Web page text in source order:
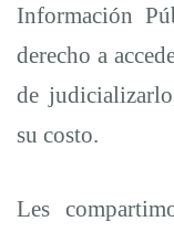
en
favor
de
Información
derecho a
de
su costo.
Les